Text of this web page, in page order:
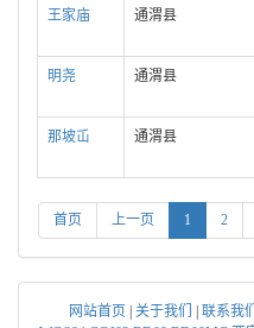
王家庙 通渭县
明尧 通渭县
那坡屲 通渭县
首页 上一页 1 2
网站首页 关于我们 联系我们